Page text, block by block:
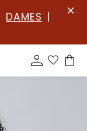
DAMES |